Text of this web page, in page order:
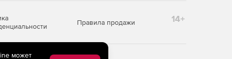
Правила продажи 14+
может